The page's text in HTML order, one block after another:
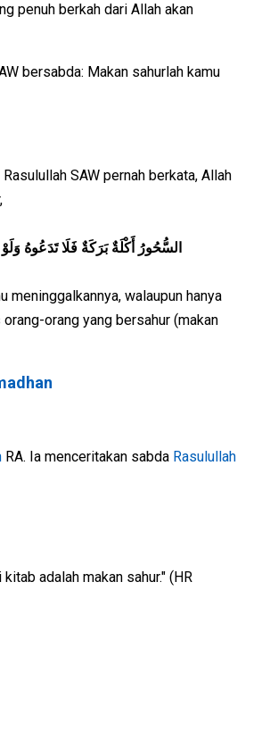
penuh berkah dari Allah akan
bersabda: Makan sahurlah kamu
SAW pernah berkata, Allah
السُّحُورُ أَكْلَةٌ بَرَكَةٌ فَلَا تَدَعُوهُ
meninggalkannya, walaupun hanya
orang yang bersahur (makan
RA. Ia menceritakan sabda Rasulullah
adalah makan sahur." (HR